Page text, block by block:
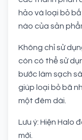
hảo và loại bỏ
nào của sản
Không chỉ sử
còn có thể sử
bước làm sạch
giúp loại bỏ bã
một đêm dài.
Lưu ý: Hiện Halo
mới.